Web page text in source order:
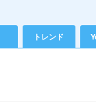
トレンド